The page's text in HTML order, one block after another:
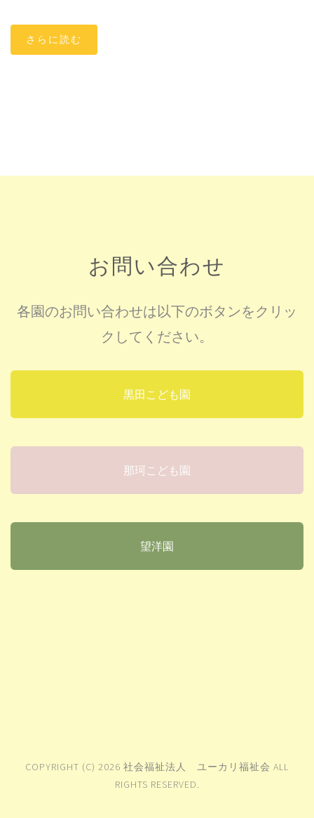
さらに読む
お問い合わせ
各園のお問い合わせは以下のボタンをクリッ
クしてください。
黒田こども園
那珂こども園
望洋園
COPYRIGHT (C) 2026 社会福祉法人 ユーカリ福祉会 ALL
RIGHTS RESERVED.